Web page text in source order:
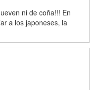
ni de coña!!! En
a los japoneses, la